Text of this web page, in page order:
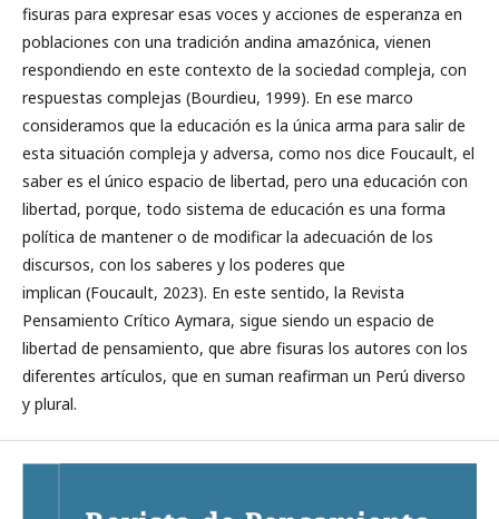
fisuras para expresar esas voces y acciones de esperanza en
poblaciones con una tradición andina amazónica, vienen
respondiendo en este contexto de la sociedad compleja, con
respuestas complejas (Bourdieu, 1999). En ese marco
consideramos que la educación es la única arma para salir de
esta situación compleja y adversa, como nos dice Foucault, el
saber es el único espacio de libertad, pero una educación con
libertad, porque, todo sistema de educación es una forma
política de mantener o de modificar la adecuación de los
discursos, con los saberes y los poderes que
implican (Foucault, 2023). En este sentido, la Revista
Pensamiento Crítico Aymara, sigue siendo un espacio de
libertad de pensamiento, que abre fisuras los autores con los
diferentes artículos, que en suman reafirman un Perú diverso
y plural.